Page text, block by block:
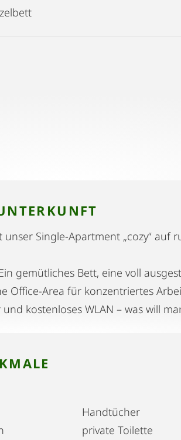
Single-Apartment „cozy“ auf
gemütliches Bett, eine voll
Office-Area für konzentriertes
kostenloses WLAN – was will
Handtücher
private Toilette